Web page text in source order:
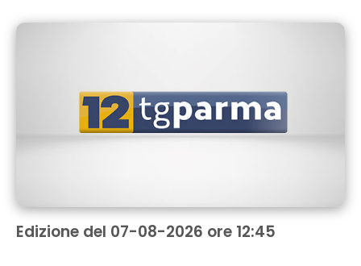
Edizione del 07-08-2026 ore 12:45